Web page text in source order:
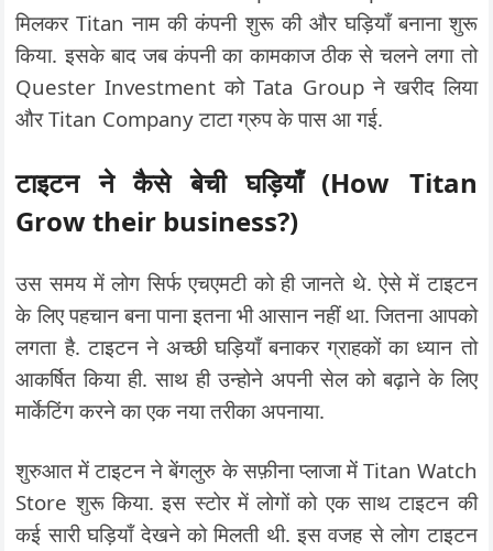
मिलकर Titan नाम की कंपनी शुरू की और घड़ियाँ बनाना शुरू
किया. इसके बाद जब कंपनी का कामकाज ठीक से चलने लगा तो
Quester Investment को Tata Group ने खरीद लिया
और Titan Company टाटा ग्रुप के पास आ गई.
टाइटन ने कैसे बेची घड़ियाँ (How Titan
Grow their business?)
उस समय में लोग सिर्फ एचएमटी को ही जानते थे. ऐसे में टाइटन
के लिए पहचान बना पाना इतना भी आसान नहीं था. जितना आपको
लगता है. टाइटन ने अच्छी घड़ियाँ बनाकर ग्राहकों का ध्यान तो
आकर्षित किया ही. साथ ही उन्होने अपनी सेल को बढ़ाने के लिए
मार्केटिंग करने का एक नया तरीका अपनाया.
शुरुआत में टाइटन ने बेंगलुरु के सफ़ीना प्लाजा में Titan Watch
Store शुरू किया. इस स्टोर में लोगों को एक साथ टाइटन की
कई सारी घड़ियाँ देखने को मिलती थी. इस वजह से लोग टाइटन